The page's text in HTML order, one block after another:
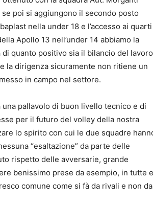
se poi si aggiungono il secondo posto
nella under 18 e l’accesso ai quarti
Apollo 13 nell’under 14 abbiamo la
di quanto positivo sia il bilancio del lavoro
la dirigenza sicuramente non ritiene un
in campo nel settore.
pallavolo di buon livello tecnico e di
per il futuro del volley della nostra
lo spirito con cui le due squadre
“esaltazione” da parte delle
rispetto delle avversarie, grande
benissimo prese da esempio, in tutte e
comune come si fà da rivali e non da